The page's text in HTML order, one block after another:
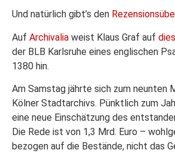
Und natürlich gibt’s den
Auf Archivalia weist Klaus Graf auf
der BLB Karlsruhe eines englischen
1380 hin.
Am Samstag jährte sich zum neunten
Kölner Stadtarchivs. Pünktlich zum
eine neue Einschätzung des
Die Rede ist von 1,3 Mrd. Euro –
bezogen auf die Bestände, nicht das